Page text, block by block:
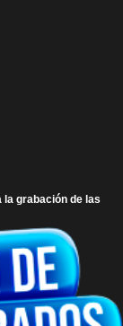
grabación de las